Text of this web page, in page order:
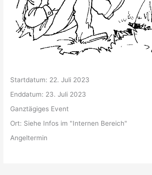
Startdatum: 22. Juli 2023
Enddatum: 23. Juli 2023
Ganztägiges Event
Ort: Siehe Infos im "Internen Bereich"
Angeltermin